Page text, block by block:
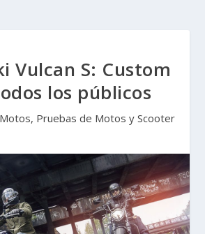
Vulcan S: Custom
los públicos
Motos, Pruebas de Motos y Scooter